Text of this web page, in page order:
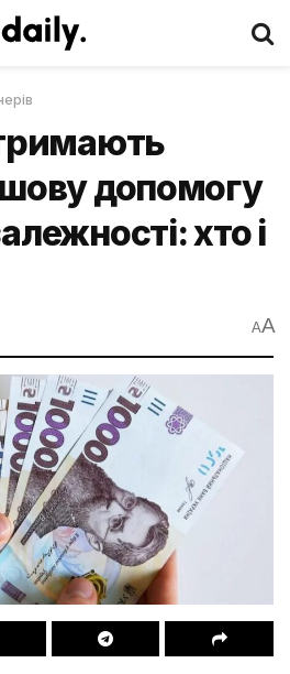
допомогу
хто і
AA